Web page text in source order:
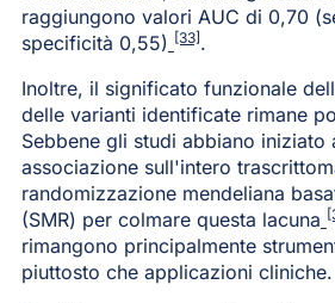
raggiungono valori AUC di 0,70
specificità 0,55) [33] .
Inoltre, il significato funzionale
delle varianti identificate rimane
Sebbene gli studi abbiano iniziato
associazione sull'intero
randomizzazione mendeliana
(SMR) per colmare questa lacuna
rimangono principalmente
piuttosto che applicazioni cliniche.